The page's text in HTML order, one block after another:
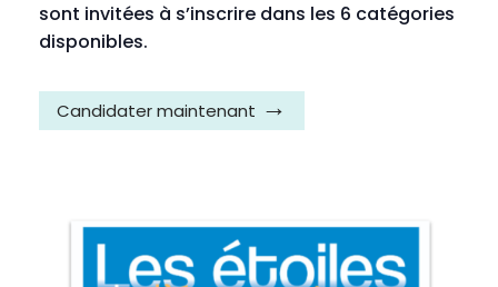
sont invitées à s’inscrire dans les 6 catégories
disponibles.
Candidater maintenant